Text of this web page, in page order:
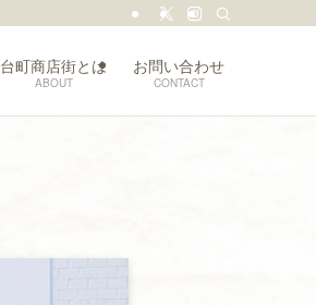
台町商店街とは
ABOUT
お問い合わせ
CONTACT